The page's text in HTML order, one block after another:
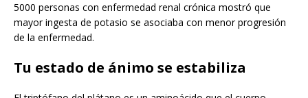
5000 personas con enfermedad renal crónica mostró que
mayor ingesta de potasio se asociaba con menor progresión
de la enfermedad.
Tu estado de ánimo se estabiliza